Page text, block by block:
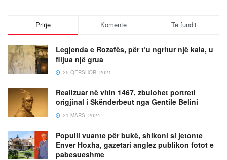
Prirje Komente Të fundit
Legjenda e Rozafës, për t’u ngritur një kala, u
flijua një grua
25 QERSHOR, 2021
Realizuar në vitin 1467, zbulohet portreti
origjinal i Skënderbeut nga Gentile Belini
21 MARS, 2024
Populli vuante për bukë, shikoni si jetonte
Enver Hoxha, gazetari anglez publikon fotot e
pabesueshme